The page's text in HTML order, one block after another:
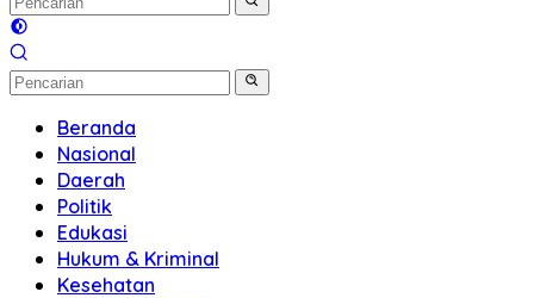
Beranda
Nasional
Daerah
Politik
Edukasi
Hukum & Kriminal
Kesehatan